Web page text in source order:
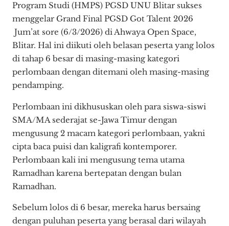
Program Studi (HMPS) PGSD UNU Blitar sukses
menggelar Grand Final PGSD Got Talent 2026
Jum’at sore (6/3/2026) di Ahwaya Open Space,
Blitar. Hal ini diikuti oleh belasan peserta yang lolos
di tahap 6 besar di masing-masing kategori
perlombaan dengan ditemani oleh masing-masing
pendamping.
Perlombaan ini dikhususkan oleh para siswa-siswi
SMA/MA sederajat se-Jawa Timur dengan
mengusung 2 macam kategori perlombaan, yakni
cipta baca puisi dan kaligrafi kontemporer.
Perlombaan kali ini mengusung tema utama
Ramadhan karena bertepatan dengan bulan
Ramadhan.
Sebelum lolos di 6 besar, mereka harus bersaing
dengan puluhan peserta yang berasal dari wilayah